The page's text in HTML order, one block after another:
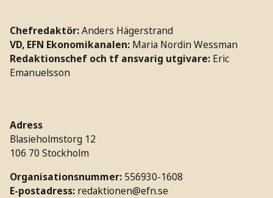
Chefredaktör:Anders Hägerstrand
VD, EFN Ekonomikanalen: Maria Nordin Wessman
Redaktionschef och tf ansvarig utgivare: Eric
Emanuelsson
Adress
Blasieholmstorg 12
106 70 Stockholm
Organisationsnummer: 556930-1608
E-postadress: redaktionen@efn.se